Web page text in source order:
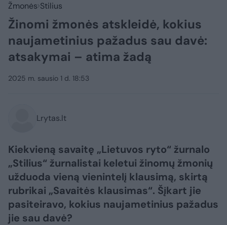
Žmonės Stilius
Žinomi žmonės atskleidė, kokius
naujametinius pažadus sau davė:
atsakymai – atima žadą
2025 m. sausio 1 d. 18:53
Lrytas.lt
Kiekvieną savaitę „Lietuvos ryto“ žurnalo
„Stilius“ žurnalistai keletui žinomų žmonių
užduoda vieną vienintelį klausimą, skirtą
rubrikai „Savaitės klausimas“. Šįkart jie
pasiteiravo, kokius naujametinius pažadus
jie sau davė?